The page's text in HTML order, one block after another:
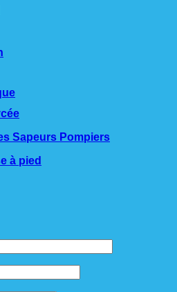
Sapeurs Pompiers
à pied